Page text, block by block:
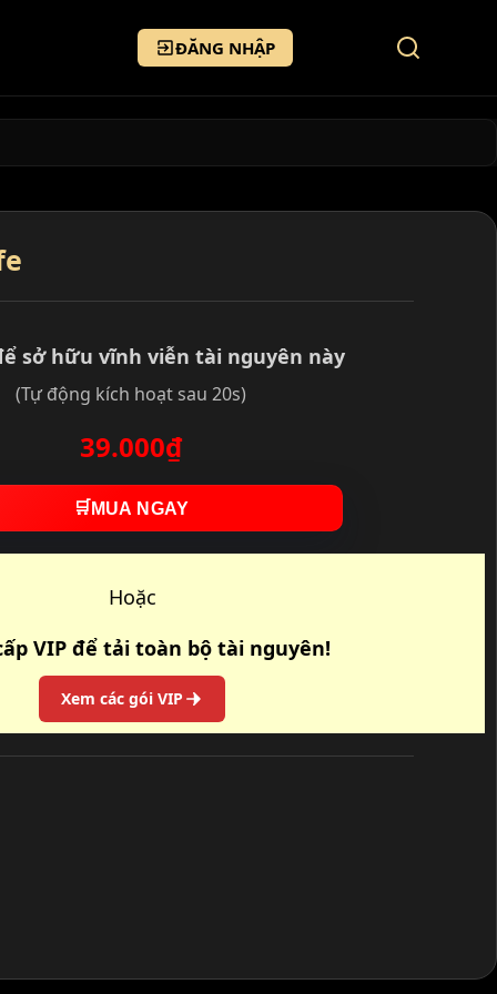
ĐĂNG NHẬP
sở hữu vĩnh viễn tài nguyên này
(Tự động kích hoạt sau 20s)
39.000₫
🛒 MUA NGAY
Hoặc
VIP để tải toàn bộ tài nguyên!
Xem các gói VIP